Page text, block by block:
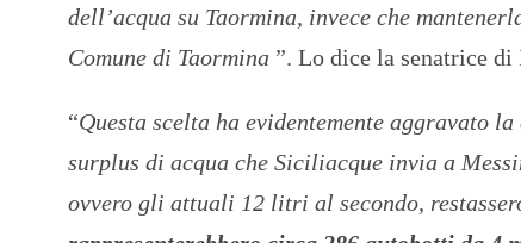
dell’acqua su Taormina, invece che
Comune di Taormina ”. Lo dice la senatrice
“Questa scelta ha evidentemente aggravato
surplus di acqua che Siciliacque invia a
ovvero gli attuali 12 litri al secondo,